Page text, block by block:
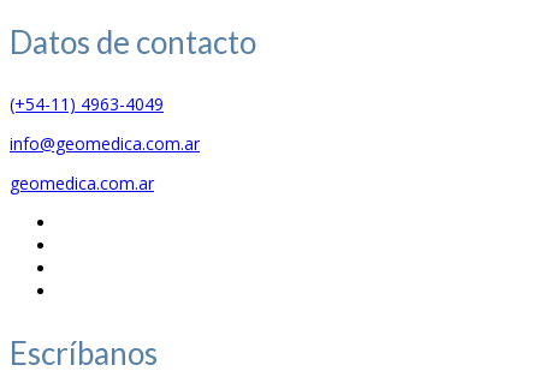
Datos de contacto
(+54-11) 4963-4049
info@geomedica.com.ar
geomedica.com.ar
Escríbanos